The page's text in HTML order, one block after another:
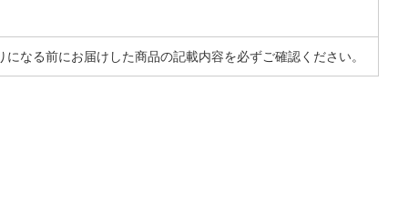
なる前にお届けした商品の記載内容を必ずご確認ください。